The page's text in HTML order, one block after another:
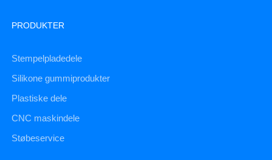
PRODUKTER
Stempelpladedele
Silikone gummiprodukter
Plastiske dele
CNC maskindele
Støbeservice